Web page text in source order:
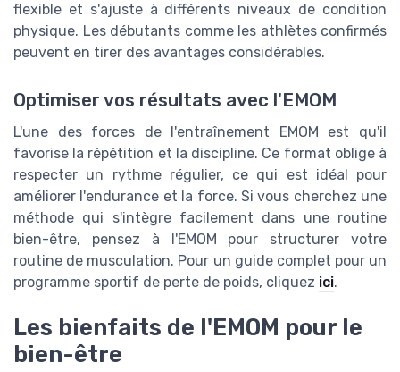
flexible et s'ajuste à différents niveaux de condition
physique. Les débutants comme les athlètes confirmés
peuvent en tirer des avantages considérables.
Optimiser vos résultats avec l'EMOM
L'une des forces de l'entraînement EMOM est qu'il
favorise la répétition et la discipline. Ce format oblige à
respecter un rythme régulier, ce qui est idéal pour
améliorer l'endurance et la force. Si vous cherchez une
méthode qui s'intègre facilement dans une routine
bien-être, pensez à l'EMOM pour structurer votre
routine de musculation. Pour un guide complet pour un
programme sportif de perte de poids, cliquez ici.
Les bienfaits de l'EMOM pour le
bien-être